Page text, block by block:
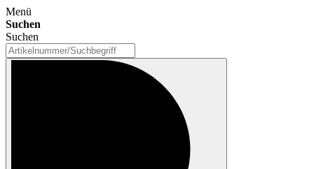
Menü
Suchen
Suchen